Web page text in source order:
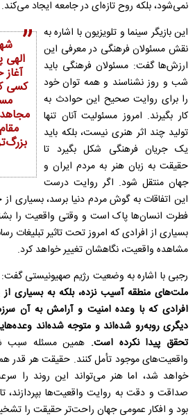
نمی‌شود، بلکه روح تازه‌ای در جامعه ایجاد می‌کند.
الهی
کسی
این بازیگر سینما و تلویزیون با اشاره به
نقش مسئولان فرهنگی در معرفی این
ارزش‌ها گفت: مسئولان فرهنگی باید
شب و روز نشناسند و همه توان خود
را برای روایت صحیح این حوادث به
کار بگیرند. امروز مسئولیت آنان تنها
تولید چند اثر هنری نیست، بلکه باید
یک جریان فرهنگی شکل بگیرد تا
حقیقت به زبان هنر به مردم ایران و
جهان منتقل شود. اگر روایت درست
این اتفاقات به گوش مردم دنیا برسد، بسیاری
فطرت انسان‌ها پاک است و وقتی واقعیت را
بسیاری از افرادی که امروز تحت تاثیر تبلیغات
مشاهده واقعیت، نگاهشان تغییر خواهد کرد.
رجبی با اشاره به وضعیت رژیم صهیونیستی گفت:
ملت‌های منطقه آسیب نزده، بلکه به بسیاری
افرادی که با وعده امنیت و آرامش به آن
دیگری روبه‌رو شده‌اند و متوجه شده‌اند
تحقق پیدا نکرده است. همین مسئله سبب
واقعیت‌های موجود تأمل کنند. حقیقت هر قدر هم
خواهد شد، اما هنر می‌تواند این روند را
صداقت و دقت به روایت واقعیت‌ها بپردازند،
بود و افکار عمومی جهان راحت‌تر حقیقت را